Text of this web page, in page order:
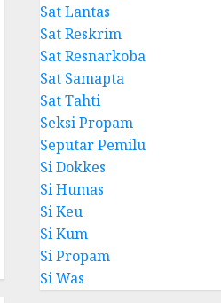
Sat Lantas
Sat Reskrim
Sat Resnarkoba
Sat Samapta
Sat Tahti
Seksi Propam
Seputar Pemilu
Si Dokkes
Si Humas
Si Keu
Si Kum
Si Propam
Si Was